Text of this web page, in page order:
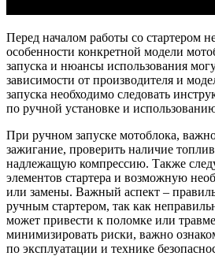
Перед началом работы со стартером
особенности конкретной модели
запуска и нюансы использования
зависимости от производителя и
запуска необходимо следовать
по ручной установке и
При ручном запуске мотоблока,
зажигание, проверить наличие
надлежащую компрессию. Также
элементов стартера и возможную
или замены. Важный аспект –
ручным стартером, так как
может привести к поломке или
минимизировать риски, важно
по эксплуатации и технике